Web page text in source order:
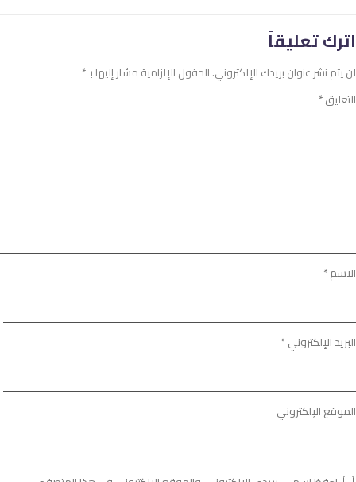
اترك تعليقاً
لن يتم نشر عنوان بريدك الإلكتروني. الحقول الإلزامية مشار إليها بـ*
التعليق*
الاسم*
البريد الإلكتروني*
الموقع الإلكتروني